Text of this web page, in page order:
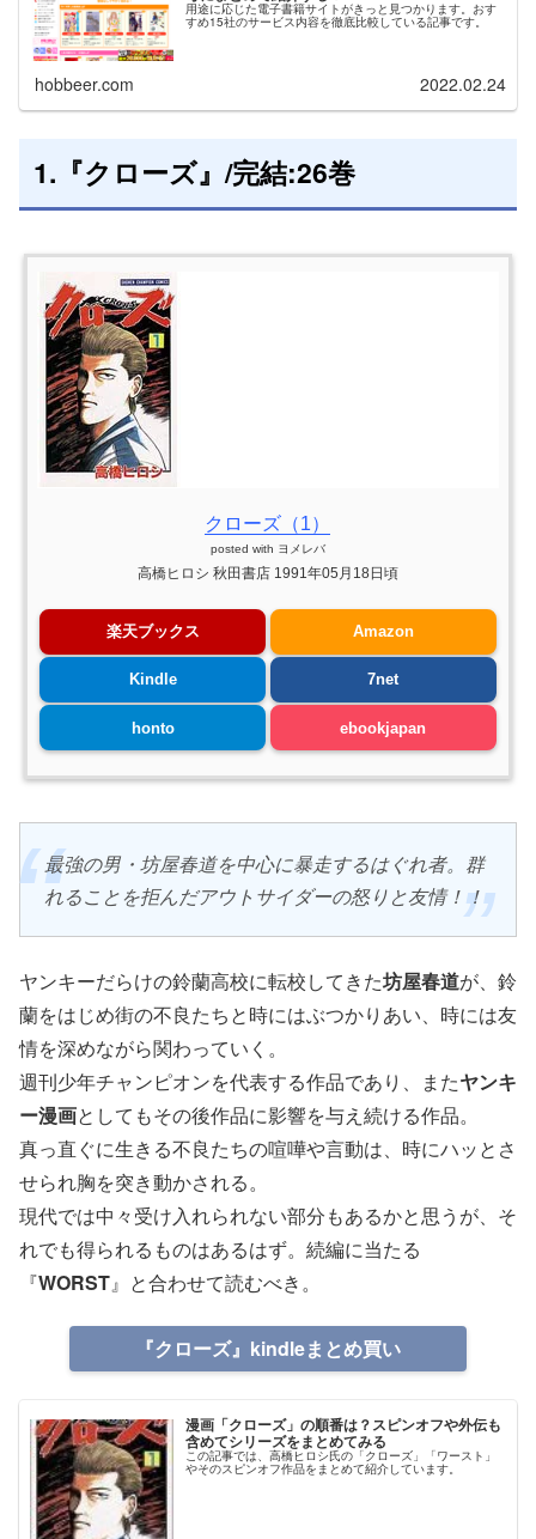
用途に応じた電子書籍サイトがきっと見つかります。おす
すめ15社のサービス内容を徹底比較している記事です。
hobbeer.com 2022.02.24
1.『クローズ』/完結:26巻
クローズ（1）
posted with ヨメレバ
高橋ヒロシ 秋田書店 1991年05月18日頃
楽天ブックス Amazon
Kindle 7net
honto ebookjapan
最強の男・坊屋春道を中心に暴走するはぐれ者。群
れることを拒んだアウトサイダーの怒りと友情！！
ヤンキーだらけの鈴蘭高校に転校してきた坊屋春道が、鈴
蘭をはじめ街の不良たちと時にはぶつかりあい、時には友
情を深めながら関わっていく。
週刊少年チャンピオンを代表する作品であり、またヤンキ
ー漫画としてもその後作品に影響を与え続ける作品。
真っ直ぐに生きる不良たちの喧嘩や言動は、時にハッとさ
せられ胸を突き動かされる。
現代では中々受け入れられない部分もあるかと思うが、そ
れでも得られるものはあるはず。続編に当たる
『WORST』と合わせて読むべき。
『クローズ』kindleまとめ買い
漫画「クローズ」の順番は？スピンオフや外伝も
含めてシリーズをまとめてみる
この記事では、高橋ヒロシ氏の「クローズ」「ワースト」
やそのスピンオフ作品をまとめて紹介しています。